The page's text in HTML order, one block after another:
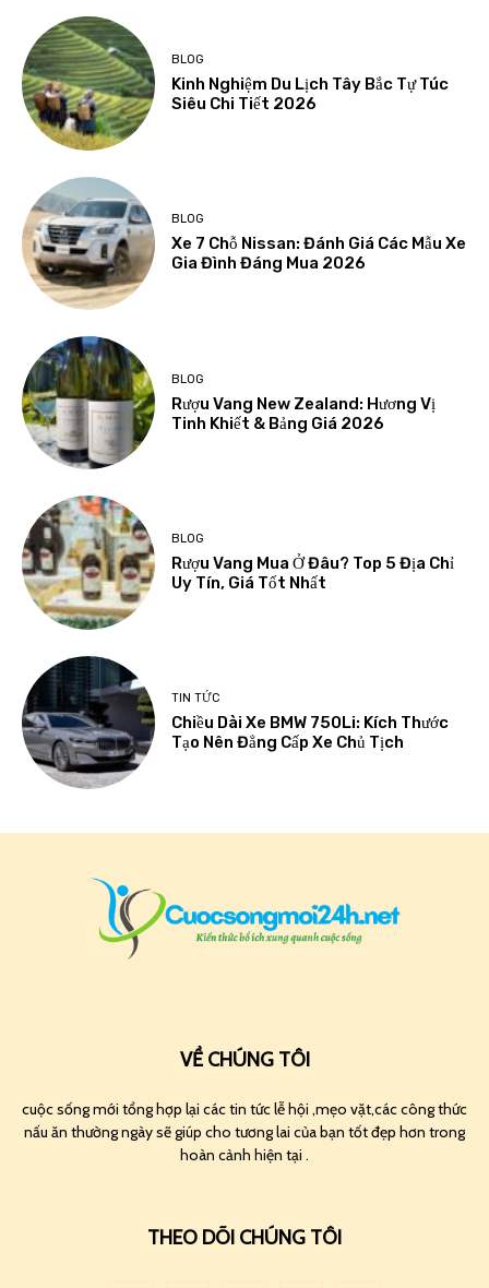
BLOG
Kinh Nghiệm Du Lịch Tây Bắc Tự Túc
Siêu Chi Tiết 2026
BLOG
Xe 7 Chỗ Nissan: Đánh Giá Các Mẫu Xe
Gia Đình Đáng Mua 2026
BLOG
Rượu Vang New Zealand: Hương Vị
Tinh Khiết & Bảng Giá 2026
BLOG
Rượu Vang Mua Ở Đâu? Top 5 Địa Chỉ
Uy Tín, Giá Tốt Nhất
TIN TỨC
Chiều Dài Xe BMW 750Li: Kích Thước
Tạo Nên Đẳng Cấp Xe Chủ Tịch
VỀ CHÚNG TÔI
cuộc sống mới tổng hợp lại các tin tức lễ hội ,mẹo vặt,các công thức
nấu ăn thường ngày sẽ giúp cho tương lai của bạn tốt đẹp hơn trong
hoàn cảnh hiện tại .
THEO DÕI CHÚNG TÔI